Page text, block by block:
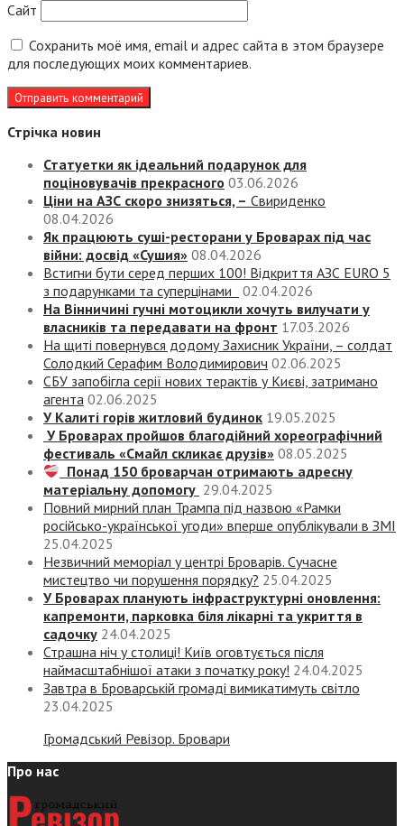
Сайт
Сохранить моё имя, email и адрес сайта в этом браузере
для последующих моих комментариев.
Стрічка новин
Статуетки як ідеальний подарунок для
поціновувачів прекрасного 03.06.2026
Ціни на АЗС скоро знизяться, – Свириденко
08.04.2026
Як працюють суші-ресторани у Броварах під час
війни: досвід «Сушия» 08.04.2026
Встигни бути серед перших 100! Відкриття АЗС EURO 5
з подарунками та суперцінами
02.04.2026
На Вінничині гучні мотоцикли хочуть вилучати у
власників та передавати на фронт 17.03.2026
На щиті повернувся додому Захисник України, – солдат
Солодкий Серафим Володимирович 02.06.2025
СБУ запобігла серії нових терактів у Києві, затримано
агента 02.06.2025
У Калиті горів житловий будинок 19.05.2025
У Броварах пройшов благодійний хореографічний
фестиваль «Смайл скликає друзів» 08.05.2025
Понад 150 броварчан отримають адресну
матеріальну допомогу 29.04.2025
Повний мирний план Трампа під назвою «‎Рамки
російсько-української угоди» вперше опублікували в ЗМІ
25.04.2025
Незвичний меморіал у центрі Броварів. Сучасне
мистецтво чи порушення порядку? 25.04.2025
У Броварах планують інфраструктурні оновлення:
капремонти, парковка біля лікарні та укриття в
садочку 24.04.2025
Страшна ніч у столиці! Київ оговтується після
наймасштабнішої атаки з початку року! 24.04.2025
Завтра в Броварській громаді вимикатимуть світло
23.04.2025
Громадський Ревізор. Бровари
Про нас